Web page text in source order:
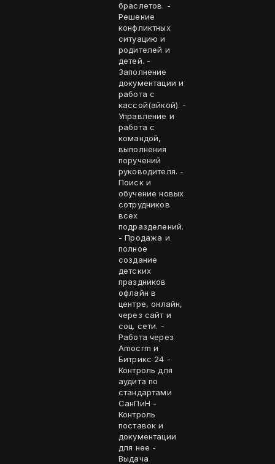
браслетов. -
Решение
конфликтных
ситуацию и
родителей и
детей. -
Заполнение
документации и
работа с
кассой(айкой). -
Управление и
работа с
командой,
выполнения
поручений
руководителя. -
Поиск и
обучение новых
сотрудников
всех
подразделений.
- Продажа и
полное
создание
детских
праздников
офлайн в
центре, онлайн,
через сайт и
соц. сети. -
Работа через
Amocrm и
Битрикс 24 -
Контроль для
аудита по
стандартами
СанПиН -
Контроль
поставок и
документации
для нее -
Выдача